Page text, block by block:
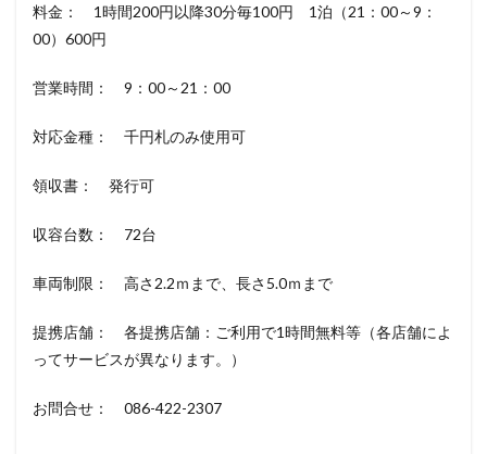
料金： 1時間200円以降30分毎100円 1泊（21：00～9：
00）600円
営業時間： 9：00～21：00
対応金種： 千円札のみ使用可
領収書： 発行可
収容台数： 72台
車両制限： 高さ2.2ｍまで、長さ5.0ｍまで
提携店舗： 各提携店舗：ご利用で1時間無料等（各店舗によ
ってサービスが異なります。）
お問合せ： 086-422-2307